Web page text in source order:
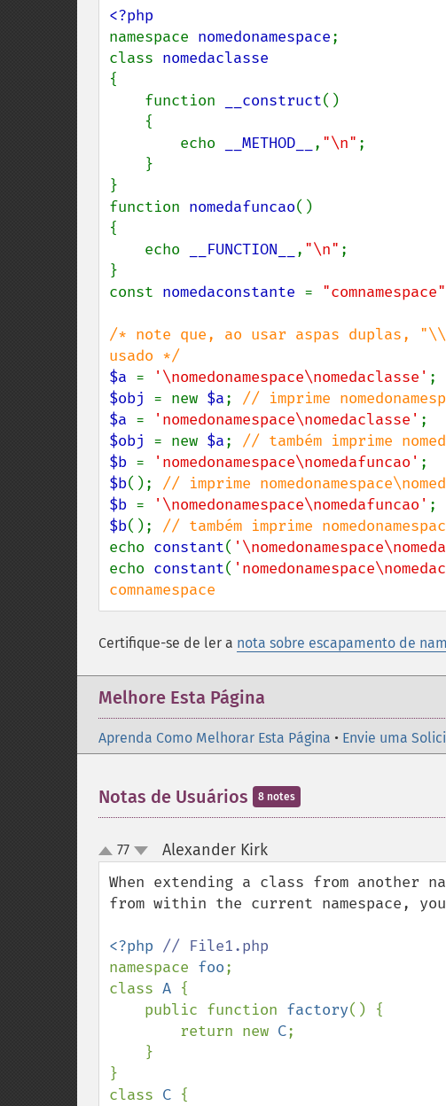
namespace nomedonamespace;
class
{
    function
__construct()
        echo
__METHOD__ , "\n" ;
}
function nomedafuncao()
{
    echo
__FUNCTION__ , "\n" ;
}
const nomedaconstante = "comnamespace"
/* note que, ao usar aspas duplas,
$a = '\nomedonamespace\nomedaclasse'
$obj = new $a;
$a = 'nomedonamespace\nomedaclasse'
$obj = new $a;
$b = 'nomedonamespace\nomedafuncao'
$b();
$b = '\nomedonamespace\nomedafuncao'
$b();
echo constant(
echo constant(
comnamespace
Certifique-se de ler a nota sobre escapamento de
Melhore Esta Página
Aprenda Como Melhorar Esta Página • Envie uma
Notas de Usuários 8 notes
up
down
77 Alexander Kirk¶
When extending a class from another
from within the current namespace,
<?php
namespace foo;
class A {
    public function
factory() {
        return new
C;
}
class C {